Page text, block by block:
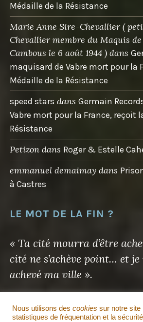
Médaille de la Résistance
Marie Anne Sire-Chevallier (
Chevallier membre du Maquis
Cambous le 6 août 1944 ) dans
maquisard de Vabre mort pour la
Médaille de la Résistance
speed stars dans Germain
Vabre mort pour la France, reçoit
Résistance
Petizon dans Roger & Estelle
emmanuel demaimay dans
à Castres
LE MOT DE LA FIN ?
« Ta cité mourra d’être
cité ne s’achève point… et je
achevé ma ville ».
Antoine de Saint-Exupéry
Nous utilisons des cookies sur notre site
statistiques de fréquentation et la